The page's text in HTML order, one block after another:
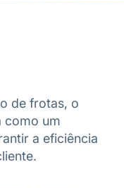
de frotas, o
como um
a eficiência